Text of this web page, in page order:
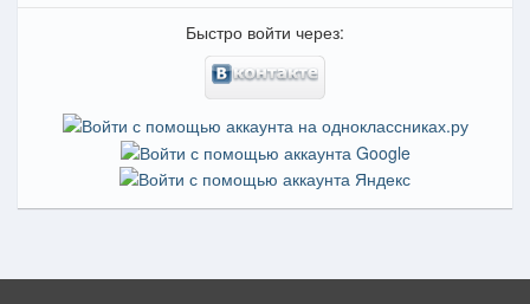
Быстро войти через: